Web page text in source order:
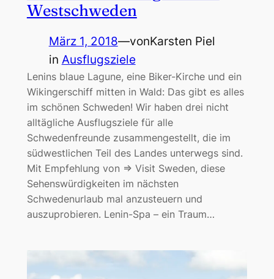
Westschweden
März 1, 2018—vonKarsten Piel
in Ausflugsziele
Lenins blaue Lagune, eine Biker-Kirche und ein
Wikingerschiff mitten in Wald: Das gibt es alles
im schönen Schweden! Wir haben drei nicht
alltägliche Ausflugsziele für alle
Schwedenfreunde zusammengestellt, die im
südwestlichen Teil des Landes unterwegs sind.
Mit Empfehlung von => Visit Sweden, diese
Sehenswürdigkeiten im nächsten
Schwedenurlaub mal anzusteuern und
auszuprobieren. Lenin-Spa – ein Traum…